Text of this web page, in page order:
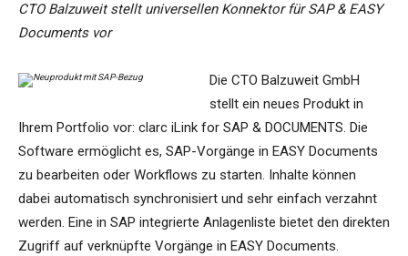
CTO Balzuweit stellt universellen Konnektor für SAP & EASY
Documents vor
Die CTO Balzuweit GmbH
stellt ein neues Produkt in
Ihrem Portfolio vor: clarc iLink for SAP & DOCUMENTS. Die
Software ermöglicht es, SAP-Vorgänge in EASY Documents
zu bearbeiten oder Workflows zu starten. Inhalte können
dabei automatisch synchronisiert und sehr einfach verzahnt
werden. Eine in SAP integrierte Anlagenliste bietet den direkten
Zugriff auf verknüpfte Vorgänge in EASY Documents.